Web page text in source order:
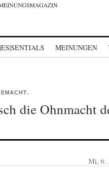
MEINUNGEN
die Ohnmacht
Mi, 6.